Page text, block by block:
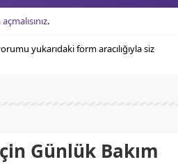
.
yukarıdaki form aracılığıyla siz
Günlük Bakım